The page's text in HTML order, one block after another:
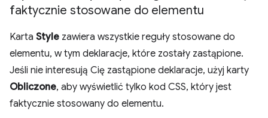
faktycznie stosowane do elementu
Karta Style zawiera wszystkie reguły stosowane do
elementu, w tym deklaracje, które zostały zastąpione.
Jeśli nie interesują Cię zastąpione deklaracje, użyj karty
Obliczone, aby wyświetlić tylko kod CSS, który jest
faktycznie stosowany do elementu.